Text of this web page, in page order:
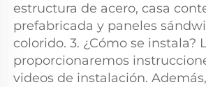
estructura de acero, casa
prefabricada y paneles
colorido. 3. ¿Cómo se instala?
proporcionaremos
videos de instalación.